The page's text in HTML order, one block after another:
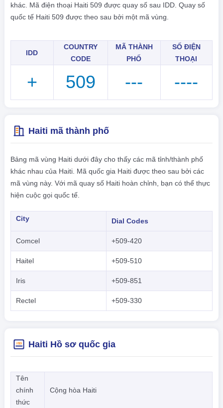
khác. Mã điện thoại Haiti 509 được quay số sau IDD. Quay số
quốc tế Haiti 509 được theo sau bởi một mã vùng.
IDD
COUNTRY
CODE
MÃ THÀNH
PHỐ
SỐ ĐIỆN
THOẠI
+ 509 --- ----
Haiti mã thành phố
Bảng mã vùng Haiti dưới đây cho thấy các mã tỉnh/thành phố
khác nhau của Haiti. Mã quốc gia Haiti được theo sau bởi các
mã vùng này. Với mã quay số Haiti hoàn chỉnh, bạn có thể thực
hiện cuộc gọi quốc tế.
City Dial Codes
Comcel +509-420
Haitel +509-510
Iris +509-851
Rectel +509-330
Haiti Hồ sơ quốc gia
Tên
chính
thức
Cộng hòa Haiti